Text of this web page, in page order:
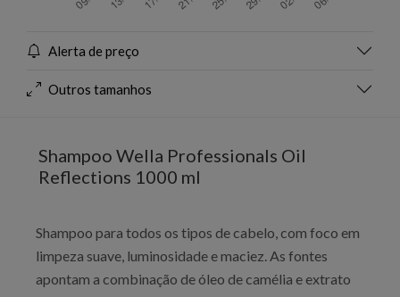
Alerta de preço
Outros tamanhos
Shampoo Wella Professionals Oil
Reflections 1000 ml
Shampoo para todos os tipos de cabelo, com foco em
limpeza suave, luminosidade e maciez. As fontes
apontam a combinação de óleo de camélia e extrato